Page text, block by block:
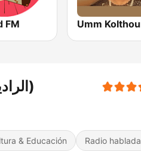
FM
El-Radio‎ 9090 (الراديو٩٠٩٠)
& Educación Radio hablada